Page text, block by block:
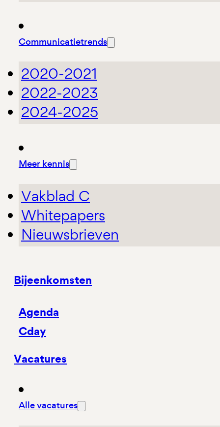
Communicatietrends
2020-2021
2022-2023
2024-2025
Meer kennis
Vakblad C
Whitepapers
Nieuwsbrieven
Bijeenkomsten
Agenda
Cday
Vacatures
Alle vacatures